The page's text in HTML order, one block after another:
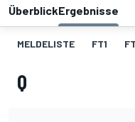
ÜberblickErgebnisse
MELDELISTE FT1
Q